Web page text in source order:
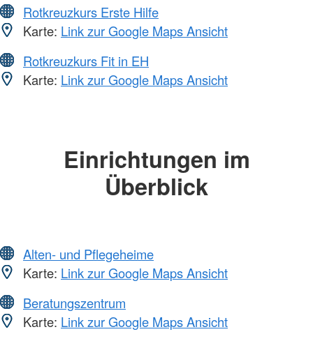
Rotkreuzkurs Erste Hilfe
Karte: Link zur Google Maps Ansicht
Rotkreuzkurs Fit in EH
Karte: Link zur Google Maps Ansicht
Einrichtungen im
Überblick
Alten- und Pflegeheime
Karte: Link zur Google Maps Ansicht
Beratungszentrum
Karte: Link zur Google Maps Ansicht